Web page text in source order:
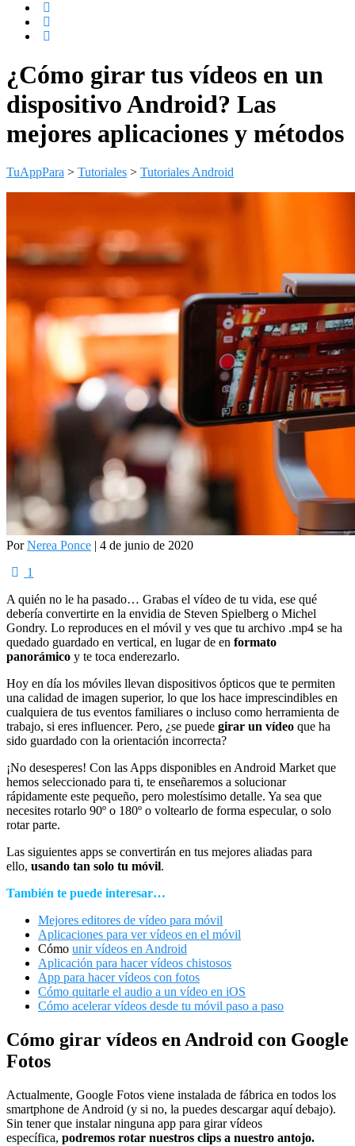
¿Cómo girar tus vídeos en un
dispositivo Android? Las
mejores aplicaciones y métodos
TuAppPara > Tutoriales > Tutoriales Android
PorNerea Ponce | 4 de junio de 2020
1
A quién no le ha pasado… Grabas el vídeo de tu vida, ese qué
debería convertirte en la envidia de Steven Spielberg o Michel
Gondry. Lo reproduces en el móvil y ves que tu archivo .mp4 se ha
quedado guardado en vertical, en lugar de en formato
panorámico y te toca enderezarlo.
Hoy en día los móviles llevan dispositivos ópticos que te permiten
una calidad de imagen superior, lo que los hace imprescindibles en
cualquiera de tus eventos familiares o incluso como herramienta de
trabajo, si eres influencer. Pero, ¿se puede girar un vídeo que ha
sido guardado con la orientación incorrecta?
¡No desesperes! Con las Apps disponibles en Android Market que
hemos seleccionado para ti, te enseñaremos a solucionar
rápidamente este pequeño, pero molestísimo detalle. Ya sea que
necesites rotarlo 90º o 180º o voltearlo de forma especular, o solo
rotar parte.
Las siguientes apps se convertirán en tus mejores aliadas para
ello, usando tan solo tu móvil.
También te puede interesar…
Mejores editores de vídeo para móvil
Aplicaciones para ver vídeos en el móvil
Cómo unir vídeos en Android
Aplicación para hacer vídeos chistosos
App para hacer vídeos con fotos
Cómo quitarle el audio a un vídeo en iOS
Cómo acelerar vídeos desde tu móvil paso a paso
Cómo girar vídeos en Android con Google
Fotos
Actualmente, Google Fotos viene instalada de fábrica en todos los
smartphone de Android (y si no, la puedes descargar aquí debajo).
Sin tener que instalar ninguna app para girar vídeos
específica, podremos rotar nuestros clips a nuestro antojo.